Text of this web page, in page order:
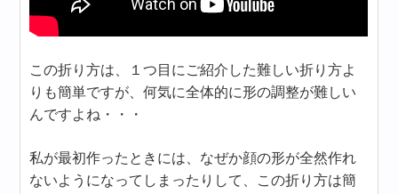
この折り方は、１つ目にご紹介した難しい折り方よ
りも簡単ですが、何気に全体的に形の調整が難しい
んですよね・・・
私が最初作ったときには、なぜか顔の形が全然作れ
ないようになってしまったりして、この折り方は簡